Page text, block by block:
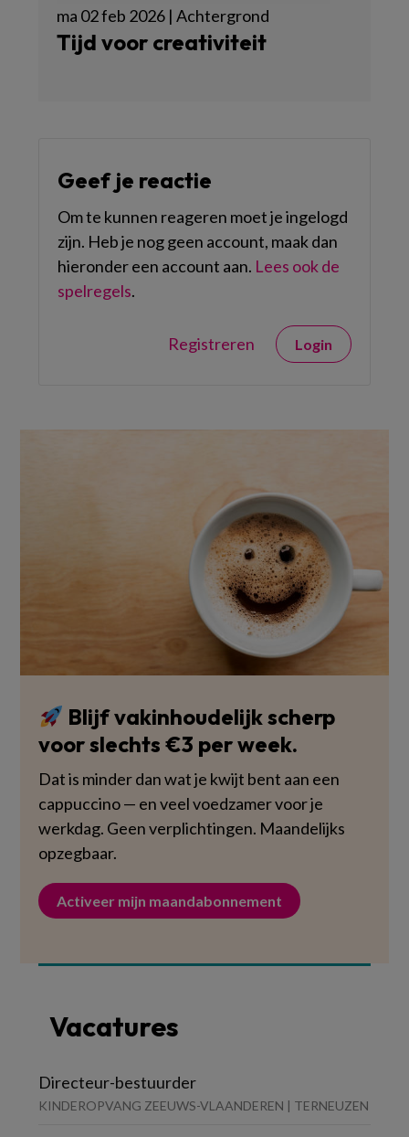
ma 02 feb 2026 | Achtergrond
Tijd voor creativiteit
Geef je reactie
Om te kunnen reageren moet je ingelogd
zijn. Heb je nog geen account, maak dan
hieronder een account aan. Lees ook de
spelregels.
Registreren Login
Blijf vakinhoudelijk scherp
voor slechts €3 per week.
Dat is minder dan wat je kwijt bent aan een
cappuccino — en veel voedzamer voor je
werkdag. Geen verplichtingen. Maandelijks
opzegbaar.
Activeer mijn maandabonnement
Vacatures
Directeur-bestuurder
KINDEROPVANG ZEEUWS-VLAANDEREN | TERNEUZEN